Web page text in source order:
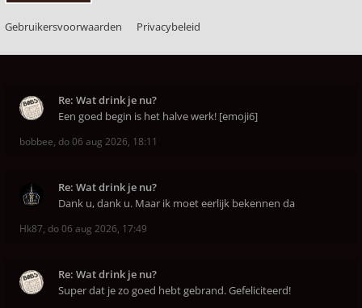
Gebruikersvoorwaarden Privacybeleid
Re: Wat drink je nu?
Een goed begin is het halve werk! [emoji6]
bobbee, do 06 aug 2026, 18:11
Re: Wat drink je nu?
Dank u, dank u. Maar ik moet eerlijk bekennen da
Hk87, do 06 aug 2026, 17:49
Re: Wat drink je nu?
Super dat je zo goed hebt gebrand. Gefeliciteerd!